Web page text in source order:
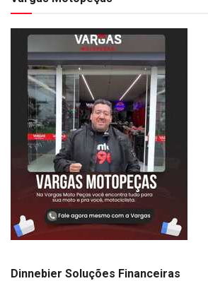
Dinnebier Soluções Financeiras